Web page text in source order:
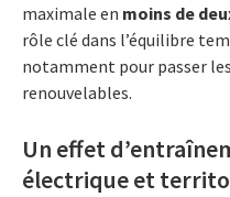
maximale en moins de
rôle clé dans l’équilibre
notamment pour passer
renouvelables.
Un effet
électrique et